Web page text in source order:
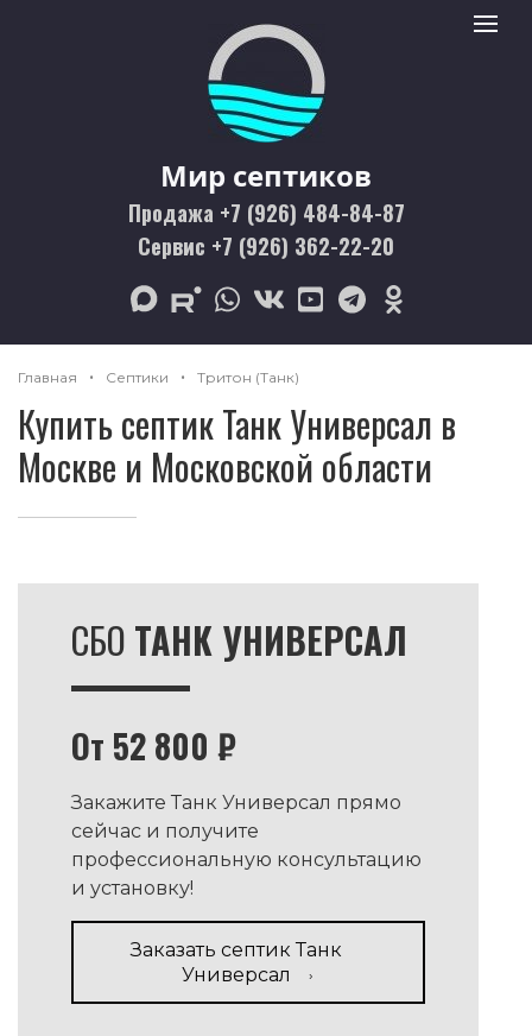
Мир септиков logo
Мир септиков
Продажа +7 (926) 484-84-87
Сервис +7 (926) 362-22-20
max rutubewhatsapp
vk youtubetelegramodnoklassniki
Toggle
Главная Септики Тритон (Танк)
Купить септик Танк Универсал в
Москве и Московской области
СБО ТАНК УНИВЕРСАЛ
От 52 800 ₽
Закажите Танк Универсал прямо
сейчас и получите
профессиональную консультацию
и установку!
Заказать септик Танк
Универсал